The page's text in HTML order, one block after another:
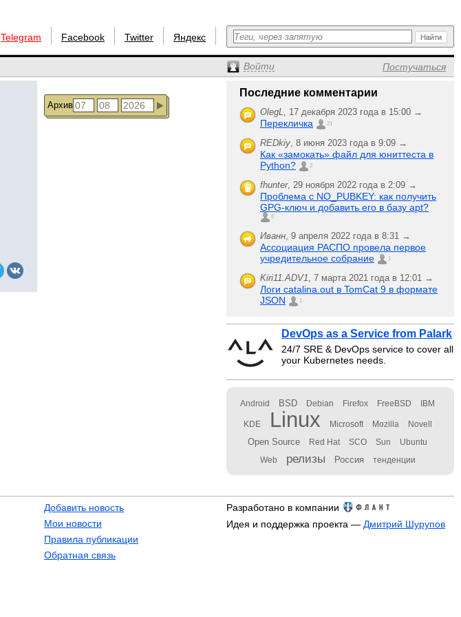
Telegram Facebook Twitter Яндекс
Войти Постучаться
Архив
Последние комментарии
OlegL, 17 декабря 2023 года в 15:00 →
Перекличка 21
REDkiy, 8 июня 2023 года в 9:09 →
Как «замокать» файл для юниттеста в
Python?
2
fhunter, 29 ноября 2022 года в 2:09 →
Проблема с NO_PUBKEY: как получить
GPG-ключ и добавить его в базу apt?
6
Иванн, 9 апреля 2022 года в 8:31 →
Ассоциация РАСПО провела первое
учредительное собрание
1
Kiri11.ADV1, 7 марта 2021 года в 12:01 →
Логи catalina.out в TomCat 9 в формате
JSON
1
DevOps as a Service from Palark
24/7 SRE & DevOps service to cover all
your Kubernetes needs.
Android BSD Debian Firefox FreeBSD IBM
KDE Linux Microsoft Mozilla Novell
Open Source Red Hat SCO Sun Ubuntu
Web релизы Россия тенденции
Добавить новость
Мои новости
Правила публикации
Обратная связь
Разработано в компании
Идея и поддержка проекта — Дмитрий Шурупов